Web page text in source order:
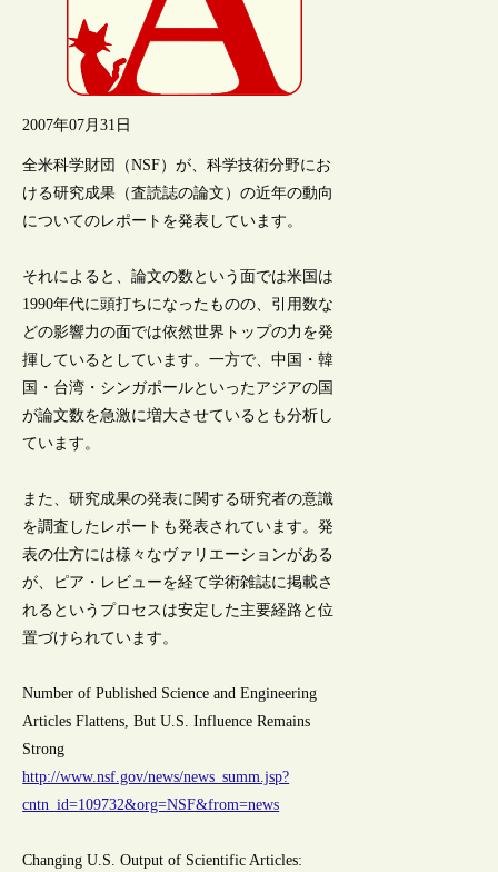
2007年07月31日
全米科学財団（NSF）が、科学技術分野にお
ける研究成果（査読誌の論文）の近年の動向
についてのレポートを発表しています。
それによると、論文の数という面では米国は
1990年代に頭打ちになったものの、引用数な
どの影響力の面では依然世界トップの力を発
揮しているとしています。一方で、中国・韓
国・台湾・シンガポールといったアジアの国
が論文数を急激に増大させているとも分析し
ています。
また、研究成果の発表に関する研究者の意識
を調査したレポートも発表されています。発
表の仕方には様々なヴァリエーションがある
が、ピア・レビューを経て学術雑誌に掲載さ
れるというプロセスは安定した主要経路と位
置づけられています。
Number of Published Science and Engineering
Articles Flattens, But U.S. Influence Remains
Strong
http://www.nsf.gov/news/news_summ.jsp?
cntn_id=109732&org=NSF&from=news
Changing U.S. Output of Scientific Articles: